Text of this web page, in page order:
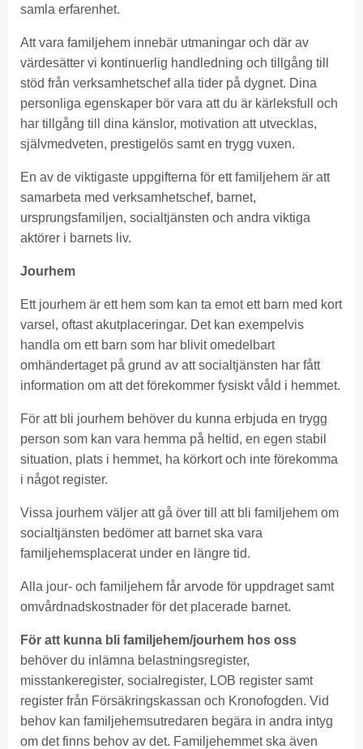
samla erfarenhet.
Att vara familjehem innebär utmaningar och där av
värdesätter vi kontinuerlig handledning och tillgång till
stöd från verksamhetschef alla tider på dygnet. Dina
personliga egenskaper bör vara att du är kärleksfull och
har tillgång till dina känslor, motivation att utvecklas,
självmedveten, prestigelös samt en trygg vuxen.
En av de viktigaste uppgifterna för ett familjehem är att
samarbeta med verksamhetschef, barnet,
ursprungsfamiljen, socialtjänsten och andra viktiga
aktörer i barnets liv.
Jourhem
Ett jourhem är ett hem som kan ta emot ett barn med kort
varsel, oftast akutplaceringar. Det kan exempelvis
handla om ett barn som har blivit omedelbart
omhändertaget på grund av att socialtjänsten har fått
information om att det förekommer fysiskt våld i hemmet.
För att bli jourhem behöver du kunna erbjuda en trygg
person som kan vara hemma på heltid, en egen stabil
situation, plats i hemmet, ha körkort och inte förekomma
i något register.
Vissa jourhem väljer att gå över till att bli familjehem om
socialtjänsten bedömer att barnet ska vara
familjehemsplacerat under en längre tid.
Alla jour- och familjehem får arvode för uppdraget samt
omvårdnadskostnader för det placerade barnet.
För att kunna bli familjehem/jourhem hos oss
behöver du inlämna belastningsregister,
misstankeregister, socialregister, LOB register samt
register från Försäkringskassan och Kronofogden. Vid
behov kan familjehemsutredaren begära in andra intyg
om det finns behov av det. Familjehemmet ska även